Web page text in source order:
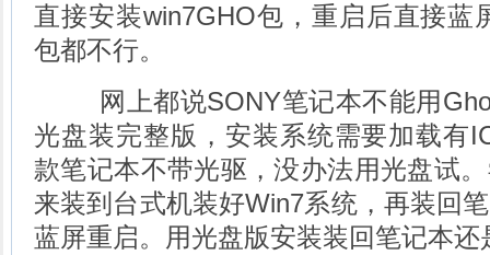
直接安装win7GHO包，重启后直接蓝
包都不行。
网上都说SONY笔记本不能用
光盘装完整版，安装系统需要加载有
款笔记本不带光驱，没办法用光盘试
来装到台式机装好Win7系统，再装回
蓝屏重启。用光盘版安装装回笔记本